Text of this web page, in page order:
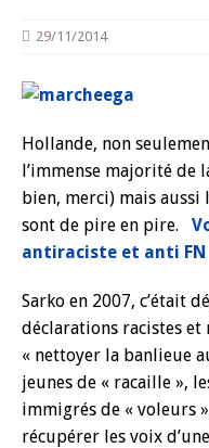
29/11/2014
Hollande, non
l’immense majorité de
bien, merci) mais aussi
sont de pire en pire.
antiraciste et anti FN
Sarko en 2007, c’était
déclarations racistes
« nettoyer la banlieue
jeunes de « racaille »,
immigrés de « voleurs
récupérer les voix